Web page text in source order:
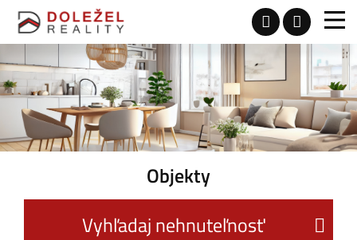
Objekty
Vyhľadaj nehnuteľnosť